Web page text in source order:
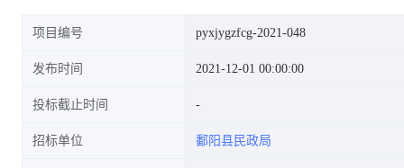
项目编号 pyxjygzfcg-2021-048
发布时间 2021-12-01 00:00:00
投标截止时间
招标单位 鄱阳县民政局